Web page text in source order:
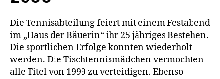
Die Tennisabteilung feiert mit einem Festabend
im „Haus der Bäuerin“ ihr 25 jähriges Bestehen.
Die sportlichen Erfolge konnten wiederholt
werden. Die Tischtennismädchen vermochten
alle Titel von 1999 zu verteidigen. Ebenso